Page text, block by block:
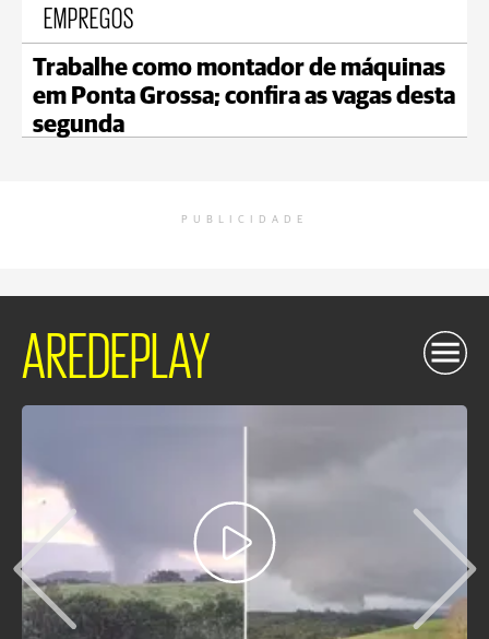
EMPREGOS
Trabalhe como montador de máquinas
em Ponta Grossa; confira as vagas desta
segunda
PUBLICIDADE
AREDEPLAY